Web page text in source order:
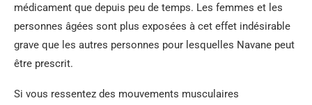
médicament que depuis peu de temps. Les femmes et les
personnes âgées sont plus exposées à cet effet indésirable
grave que les autres personnes pour lesquelles Navane peut
être prescrit.
Si vous ressentez des mouvements musculaires